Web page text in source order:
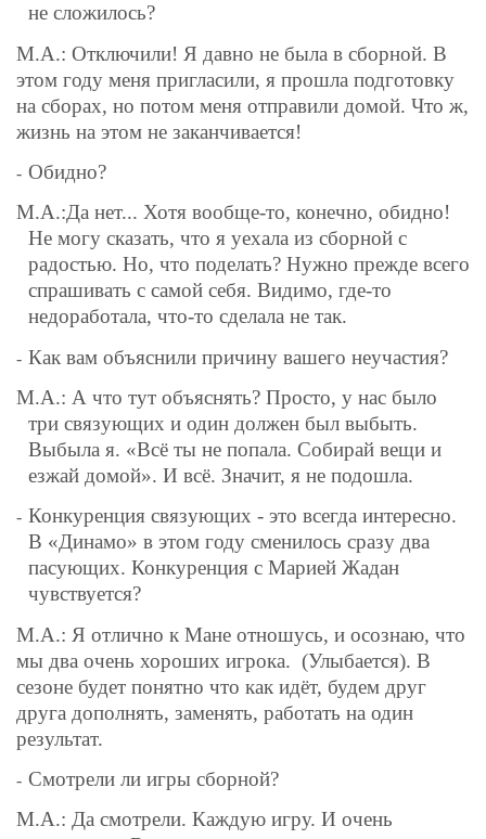
не сложилось?
М.А.: Отключили! Я давно не была в сборной. В
этом году меня пригласили, я прошла подготовку
на сборах, но потом меня отправили домой. Что ж,
жизнь на этом не заканчивается!
- Обидно?
М.А.:Да нет... Хотя вообще-то, конечно, обидно!
Не могу сказать, что я уехала из сборной с
радостью. Но, что поделать? Нужно прежде всего
спрашивать с самой себя. Видимо, где-то
недоработала, что-то сделала не так.
- Как вам объяснили причину вашего неучастия?
М.А.: А что тут объяснять? Просто, у нас было
три связующих и один должен был выбыть.
Выбыла я. «Всё ты не попала. Собирай вещи и
езжай домой». И всё. Значит, я не подошла.
- Конкуренция связующих - это всегда интересно.
В «Динамо» в этом году сменилось сразу два
пасующих. Конкуренция с Марией Жадан
чувствуется?
М.А.: Я отлично к Мане отношусь, и осознаю, что
мы два очень хороших игрока. (Улыбается). В
сезоне будет понятно что как идёт, будем друг
друга дополнять, заменять, работать на один
результат.
- Смотрели ли игры сборной?
М.А.: Да смотрели. Каждую игру. И очень